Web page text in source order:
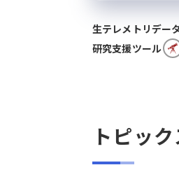
生テレメトリデー
研究支援ツール
トピッ